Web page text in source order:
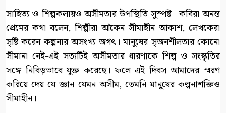
সাহিত্য ও শিল্পকলায়ও অসীমতার উপস্থিতি সুস্পষ্ট। কবিরা অনন্ত
প্রেমের কথা বলেন, শিল্পীরা আঁকেন সীমাহীন আকাশ, লেখকেরা
সৃষ্টি করেন কল্পনার অসংখ্য জগৎ। মানুষের সৃজনশীলতার কোনো
সীমানা নেই-এই সত্যটিই অসীমতার ধারণাকে শিল্প ও সংস্কৃতির
সঙ্গে নিবিড়ভাবে যুক্ত করেছে। ফলে এই দিবস আমাদের স্মরণ
করিয়ে দেয় যে জ্ঞান যেমন অসীম, তেমনি মানুষের কল্পনাশক্তিও
সীমাহীন।